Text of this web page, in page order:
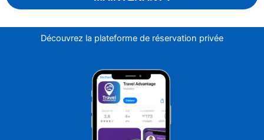
Découvrez la plateforme de réservation privée